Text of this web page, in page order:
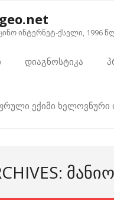
ინტერნეტ-ქსელი, 1996
დიაგნოსტიკა
ექიმი